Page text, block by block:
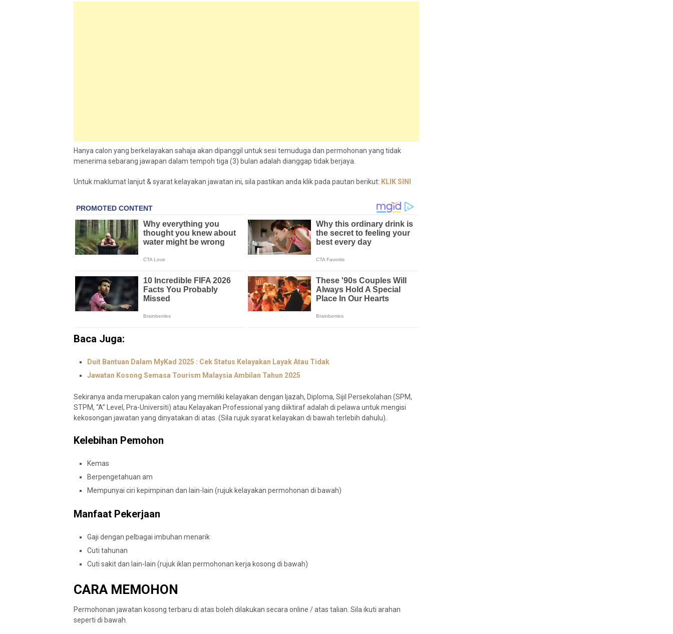
Hanya calon yang berkelayakan sahaja akan dipanggil untuk sesi temuduga dan permohonan yang tidak
menerima sebarang jawapan dalam tempoh tiga (3) bulan adalah dianggap tidak berjaya.
Untuk maklumat lanjut & syarat kelayakan jawatan ini, sila pastikan anda klik pada pautan berikut: KLIK SINI
Baca Juga:
Duit Bantuan Dalam MyKad 2025 : Cek Status Kelayakan Layak Atau Tidak
Jawatan Kosong Semasa Tourism Malaysia Ambilan Tahun 2025
Sekiranya anda merupakan calon yang memiliki kelayakan dengan Ijazah, Diploma, Sijil Persekolahan (SPM,
STPM, “A” Level, Pra-Universiti) atau Kelayakan Professional yang diiktiraf adalah di pelawa untuk mengisi
kekosongan jawatan yang dinyatakan di atas. (Sila rujuk syarat kelayakan di bawah terlebih dahulu).
Kelebihan Pemohon
Kemas
Berpengetahuan am
Mempunyai ciri kepimpinan dan lain-lain (rujuk kelayakan permohonan di bawah)
Manfaat Pekerjaan
Gaji dengan pelbagai imbuhan menarik
Cuti tahunan
Cuti sakit dan lain-lain (rujuk iklan permohonan kerja kosong di bawah)
CARA MEMOHON
Permohonan jawatan kosong terbaru di atas boleh dilakukan secara online / atas talian. Sila ikuti arahan
seperti di bawah.